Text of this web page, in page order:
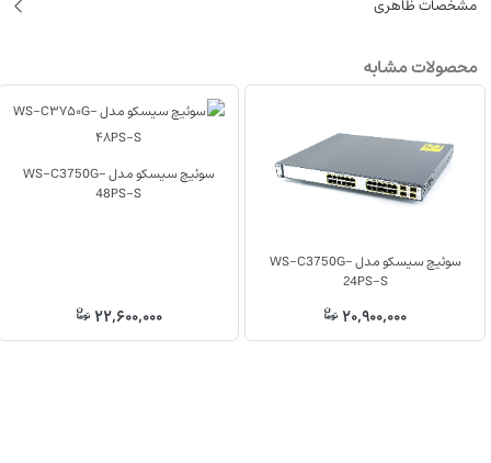
‌مشخصات ظاهری
محصولات مشابه
سوئیچ سیسکو مدل WS-C3750G-
24PS-S
20,900,000
سوئیچ سیسکو مدل WS-C3750G-
48PS-S
22,600,000